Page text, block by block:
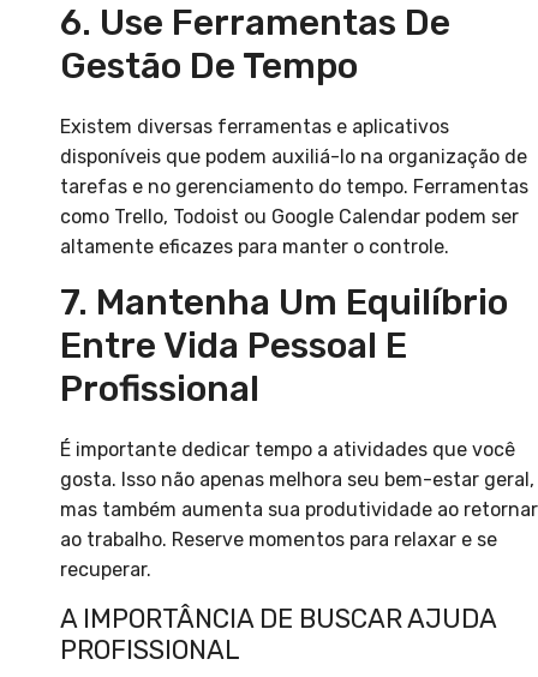
6. Use Ferramentas De
Gestão De Tempo
Existem diversas ferramentas e aplicativos
disponíveis que podem auxiliá-lo na organização de
tarefas e no gerenciamento do tempo. Ferramentas
como Trello, Todoist ou Google Calendar podem ser
altamente eficazes para manter o controle.
7. Mantenha Um Equilíbrio
Entre Vida Pessoal E
Profissional
É importante dedicar tempo a atividades que você
gosta. Isso não apenas melhora seu bem-estar geral,
mas também aumenta sua produtividade ao retornar
ao trabalho. Reserve momentos para relaxar e se
recuperar.
A IMPORTÂNCIA DE BUSCAR AJUDA
PROFISSIONAL